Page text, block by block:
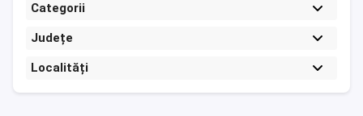
Categorii
Județe
Localități